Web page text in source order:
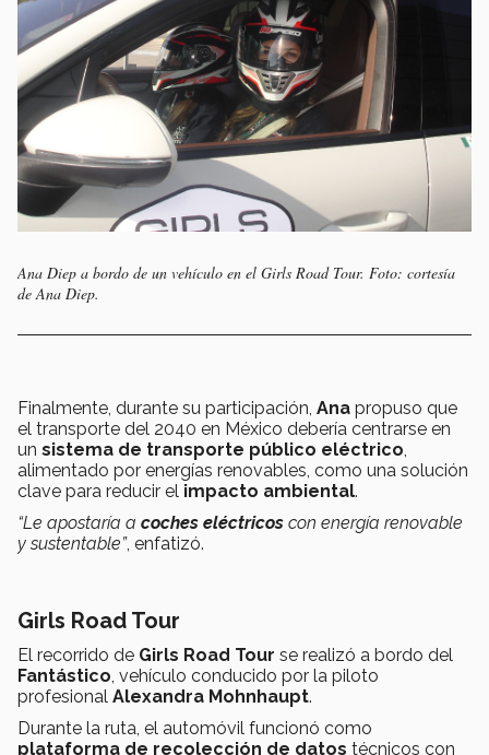
Ana Diep a bordo de un vehículo en el Girls Road Tour. Foto: cortesía
de Ana Diep.
Finalmente, durante su participación, Ana propuso que
el transporte del 2040 en México debería centrarse en
un sistema de transporte público eléctrico,
alimentado por energías renovables, como una solución
clave para reducir el impacto ambiental.
“Le apostaría a coches eléctricos con energía renovable
y sustentable”, enfatizó.
Girls Road Tour
El recorrido de Girls Road Tour se realizó a bordo del
Fantástico, vehículo conducido por la piloto
profesional Alexandra Mohnhaupt.
Durante la ruta, el automóvil funcionó como
plataforma de recolección de datos técnicos con